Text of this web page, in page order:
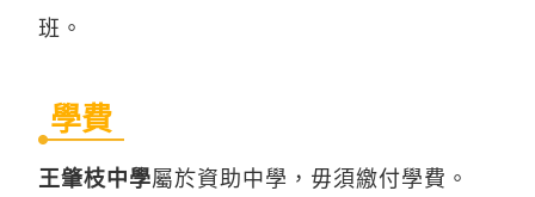
班。
學費
王肇枝中學屬於資助中學，毋須繳付學費。